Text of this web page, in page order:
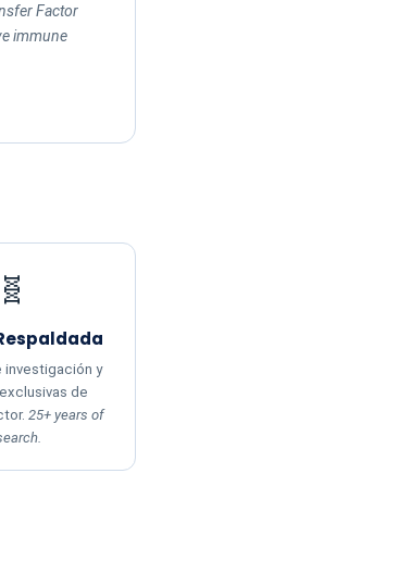
Factor
immune
🧬
investigación y
de
25+ years of